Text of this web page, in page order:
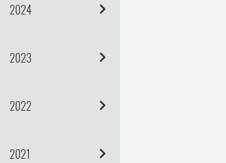
2024
2023
2022
2021